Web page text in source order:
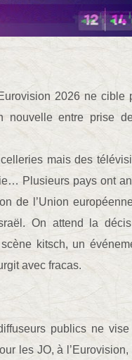
2026 ne cible
nouvelle entre prise
mais des
Plusieurs pays ont
de l’Union
On attend la
kitsch, un
avec fracas.
publics ne
les JO, à